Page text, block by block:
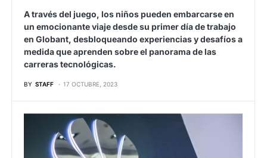
A través del juego, los niños pueden embarcarse en
un emocionante viaje desde su primer día de trabajo
en Globant, desbloqueando experiencias y desafíos a
medida que aprenden sobre el panorama de las
carreras tecnológicas.
BY STAFF 17 OCTUBRE, 2023